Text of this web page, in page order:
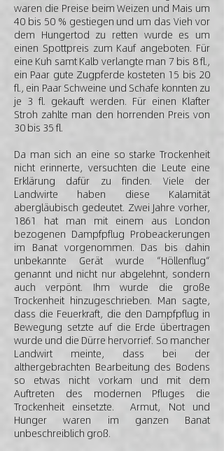
waren die Preise beim Weizen und Mais um
40 bis 50 % gestiegen und um das Vieh vor
dem Hungertod zu retten wurde es um
einen Spottpreis zum Kauf angeboten. Für
eine Kuh samt Kalb verlangte man 7 bis 8 fl.,
ein Paar gute Zugpferde kosteten 15 bis 20
fl., ein Paar Schweine und Schafe konnten zu
je 3 fl. gekauft werden. Für einen Klafter
Stroh zahlte man den horrenden Preis von
30 bis 35 fl.
Da man sich an eine so starke Trockenheit
nicht erinnerte, versuchten die Leute eine
Erklärung dafür zu finden. Viele der
Landwirte haben diese Kalamität
abergläubisch gedeutet. Zwei Jahre vorher,
1861 hat man mit einem aus London
bezogenen Dampfpflug Probeackerungen
im Banat vorgenommen. Das bis dahin
unbekannte Gerät wurde “Höllenflug“
genannt und nicht nur abgelehnt, sondern
auch verpönt. Ihm wurde die große
Trockenheit hinzugeschrieben. Man sagte,
dass die Feuerkraft, die den Dampfpflug in
Bewegung setzte auf die Erde übertragen
wurde und die Dürre hervorrief. So mancher
Landwirt meinte, dass bei der
althergebrachten Bearbeitung des Bodens
so etwas nicht vorkam und mit dem
Auftreten des modernen Pfluges die
Trockenheit einsetzte. Armut, Not und
Hunger waren im ganzen Banat
unbeschreiblich groß.